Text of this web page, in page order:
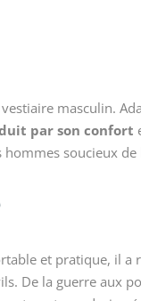
masculin.
par son confort
soucieux de
et pratique, il a
De la guerre aux